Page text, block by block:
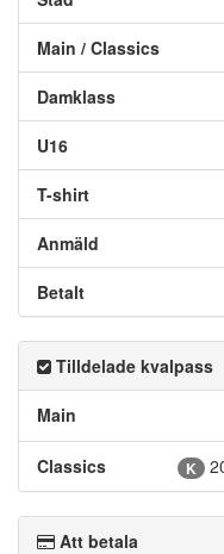
Main / Classics
Damklass
U16
T-shirt
Anmäld
Betalt
Tilldelade kvalpass
Main
Classics K
Att betala